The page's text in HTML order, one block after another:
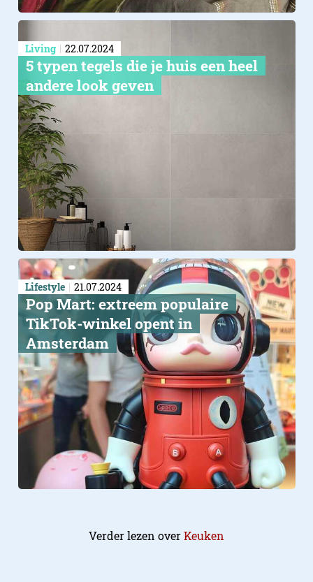
Living 22.07.2024
5 typen tegels die je huis een heel
andere look geven
Lifestyle 21.07.2024
Pop Mart: extreem populaire
TikTok-winkel opent in
Amsterdam
Verder lezen overKeuken